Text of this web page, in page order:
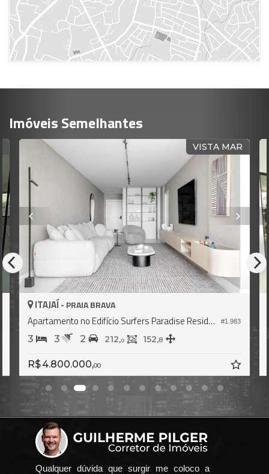
Imóveis Semelhantes
VISTA MAR
#1.983
ITAJAÍ - PRAIA BRAVA
Apartamento no Edifício Surfers Paradise Residence
3 3 2 212,0 152,8
R$ 4.800.000,00
Qualquer dúvida que surgir me coloco a